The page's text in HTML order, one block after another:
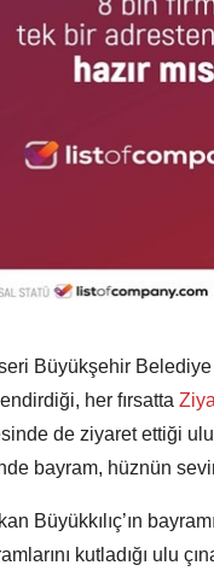
Büyükşehir Belediye
her fırsatta
de ziyaret ettiği ulu
bayram, hüznün
Büyükkılıç’ın
kutladığı ulu